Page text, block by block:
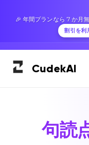
🎉 年間プランなら 7 か月
割引を利
CudekAI
句読